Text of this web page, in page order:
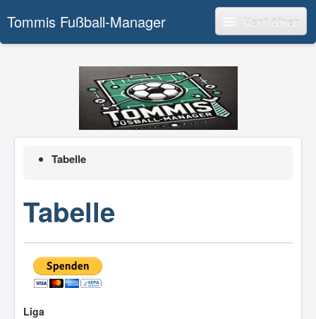
Tommis Fußball-Manager Menü öffnen
Tabelle
Tabelle
Liga